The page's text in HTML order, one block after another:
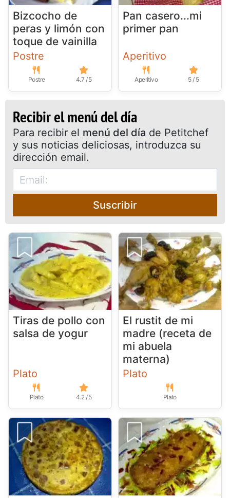
Bizcocho de
peras y limón con
toque de vainilla
Postre
Postre 4.7 / 5
Pan casero...mi
primer pan
Aperitivo
Aperitivo 5 / 5
Recibir el menú del día
Para recibir el menú del día de Petitchef
y sus noticias deliciosas, introduzca su
dirección email.
Suscribir
Tiras de pollo con
salsa de yogur
Plato
Plato 4.2 / 5
El rustit de mi
madre (receta de
mi abuela
materna)
Plato
Plato